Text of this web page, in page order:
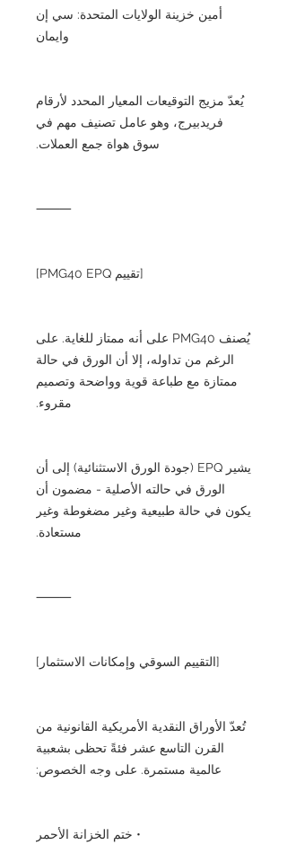
أمين خزينة الولايات المتحدة: سي إن
وايمان
يُعدّ مزيج التوقيعات المعيار المحدد لأرقام
فريدبيرج، وهو عامل تصنيف مهم في
سوق هواة جمع العملات.
⸻
[تقييم PMG40 EPQ]
يُصنف PMG40 على أنه ممتاز للغاية. على
الرغم من تداوله، إلا أن الورق في حالة
ممتازة مع طباعة قوية وواضحة وتصميم
مقروء.
يشير EPQ (جودة الورق الاستثنائية) إلى أن
الورق في حالته الأصلية - مضمون أن
يكون في حالة طبيعية وغير مضغوطة وغير
مستعادة.
⸻
[التقييم السوقي وإمكانات الاستثمار]
تُعدّ الأوراق النقدية الأمريكية القانونية من
القرن التاسع عشر فئةً تحظى بشعبية
عالمية مستمرة. على وجه الخصوص:
• ختم الخزانة الأحمر